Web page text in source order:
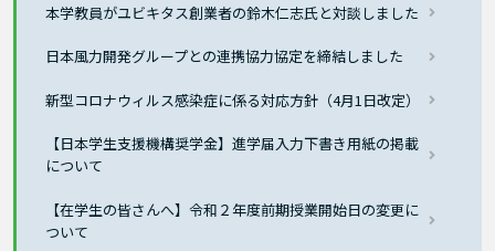
本学教員がユビキタス創業者の鈴木仁志氏と対談しました
日本風力開発グループとの連携協力協定を締結しました
新型コロナウィルス感染症に係る対応方針（4月1日改定）
【日本学生支援機構奨学金】進学届入力下書き用紙の掲載
について
【在学生の皆さんへ】令和２年度前期授業開始日の変更に
ついて